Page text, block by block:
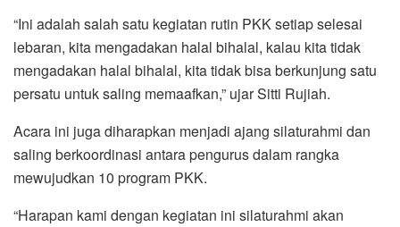
“Ini adalah salah satu kegiatan rutin PKK setiap selesai
lebaran, kita mengadakan halal bihalal, kalau kita tidak
mengadakan halal bihalal, kita tidak bisa berkunjung satu
persatu untuk saling memaafkan,” ujar Sitti Rujiah.
Acara ini juga diharapkan menjadi ajang silaturahmi dan
saling berkoordinasi antara pengurus dalam rangka
mewujudkan 10 program PKK.
“Harapan kami dengan kegiatan ini silaturahmi akan